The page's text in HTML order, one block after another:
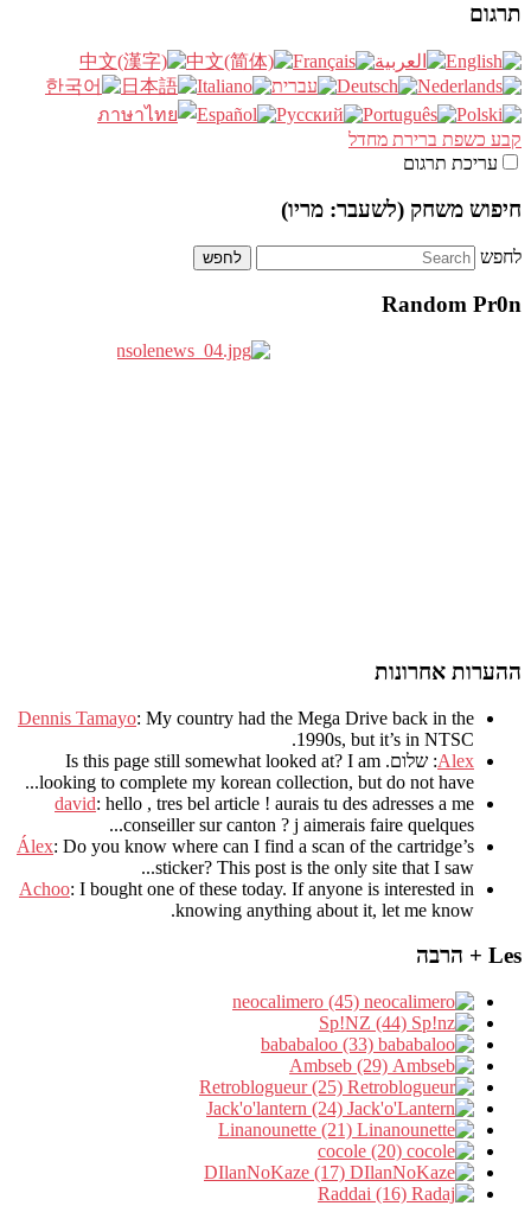
תרגום
קבע כשפת ברירת מחדל
עריכת תרגום
חיפוש משחק (לשעבר: מריו)
לחפש
Random Pr0n
ההערות אחרונות
Dennis Tamayo: My country had the Mega Drive back in the
1990s, but it’s in NTSC
.
Alex: שלום. Is this page still somewhat looked at? I am
looking to complete my korean collection, but do not have..
.
david: hello , tres bel article ! aurais tu des adresses a me
conseiller sur canton ? j aimerais faire quelques..
.
Álex: Do you know where can I find a scan of the cartridge’s
sticker? This post is the only site that I saw...
Achoo: I bought one of these today. If anyone is interested in
knowing anything about it, let me know.
Les + הרבה